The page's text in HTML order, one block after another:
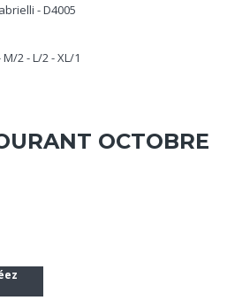
- D4005
2 - L/2 - XL/1
OCTOBRE